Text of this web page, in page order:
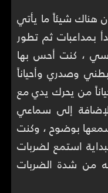
هناك شيئاً ما يأتي
بمداعبات ثم تطور
، كنت أحس بها
وصدري وأحياناً
من يحرك يدي مع
إلى سماعي
بوضوح ، وكنت
استمع لضربات
من شدة الضربات